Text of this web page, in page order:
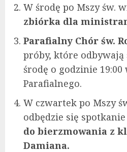
W środę po Mszy św.
zbiórka dla
Parafialny Chór św.
próby, które
środę o godzinie
Parafialnego.
W czwartek po Mszy
odbędzie się
do bierzmowania z
Damiana.